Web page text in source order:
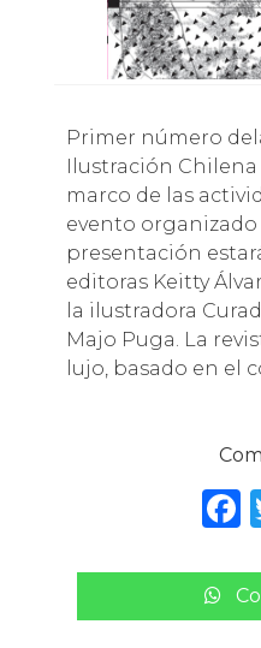
Primer número dela revista de
Ilustración Chilena
marco de las
evento organizado
presentación
editoras Keitty
la ilustradora
Majo Puga. La
lujo, basado en el